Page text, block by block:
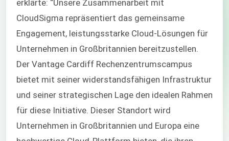
erklärte: “Unsere Zusammenarbeit mit
CloudSigma repräsentiert das gemeinsame
Engagement, leistungsstarke Cloud-Lösungen für
Unternehmen in Großbritannien bereitzustellen.
Der Vantage Cardiff Rechenzentrumscampus
bietet mit seiner widerstandsfähigen Infrastruktur
und seiner strategischen Lage den idealen Rahmen
für diese Initiative. Dieser Standort wird
Unternehmen in Großbritannien und Europa eine